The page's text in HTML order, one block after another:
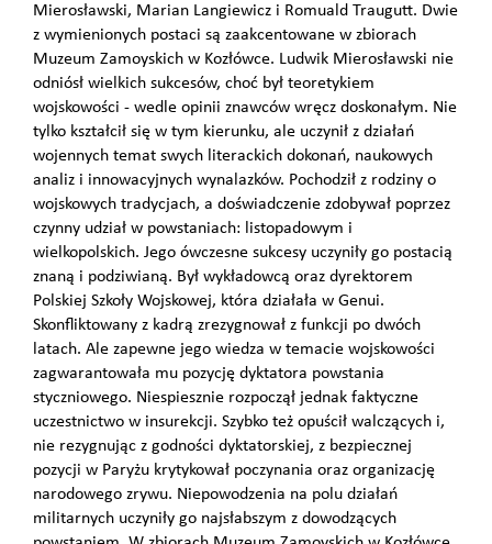
Mierosławski, Marian Langiewicz i Romuald Traugutt. Dwie
z wymienionych postaci są zaakcentowane w zbiorach
Muzeum Zamoyskich w Kozłówce. Ludwik Mierosławski nie
odniósł wielkich sukcesów, choć był teoretykiem
wojskowości - wedle opinii znawców wręcz doskonałym. Nie
tylko kształcił się w tym kierunku, ale uczynił z działań
wojennych temat swych literackich dokonań, naukowych
analiz i innowacyjnych wynalazków. Pochodził z rodziny o
wojskowych tradycjach, a doświadczenie zdobywał poprzez
czynny udział w powstaniach: listopadowym i
wielkopolskich. Jego ówczesne sukcesy uczyniły go postacią
znaną i podziwianą. Był wykładowcą oraz dyrektorem
Polskiej Szkoły Wojskowej, która działała w Genui.
Skonfliktowany z kadrą zrezygnował z funkcji po dwóch
latach. Ale zapewne jego wiedza w temacie wojskowości
zagwarantowała mu pozycję dyktatora powstania
styczniowego. Niespiesznie rozpoczął jednak faktyczne
uczestnictwo w insurekcji. Szybko też opuścił walczących i,
nie rezygnując z godności dyktatorskiej, z bezpiecznej
pozycji w Paryżu krytykował poczynania oraz organizację
narodowego zrywu. Niepowodzenia na polu działań
militarnych uczyniły go najsłabszym z dowodzących